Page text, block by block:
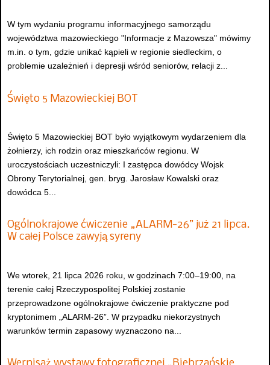
W tym wydaniu programu informacyjnego samorządu
województwa mazowieckiego "Informacje z Mazowsza" mówimy
m.in. o tym, gdzie unikać kąpieli w regionie siedleckim, o
problemie uzależnień i depresji wśród seniorów, relacji z...
Święto 5 Mazowieckiej BOT
Święto 5 Mazowieckiej BOT było wyjątkowym wydarzeniem dla
żołnierzy, ich rodzin oraz mieszkańców regionu. W
uroczystościach uczestniczyli: I zastępca dowódcy Wojsk
Obrony Terytorialnej, gen. bryg. Jarosław Kowalski oraz
dowódca 5...
Ogólnokrajowe ćwiczenie „ALARM-26” już 21 lipca.
W całej Polsce zawyją syreny
We wtorek, 21 lipca 2026 roku, w godzinach 7:00–19:00, na
terenie całej Rzeczypospolitej Polskiej zostanie
przeprowadzone ogólnokrajowe ćwiczenie praktyczne pod
kryptonimem „ALARM-26”. W przypadku niekorzystnych
warunków termin zapasowy wyznaczono na...